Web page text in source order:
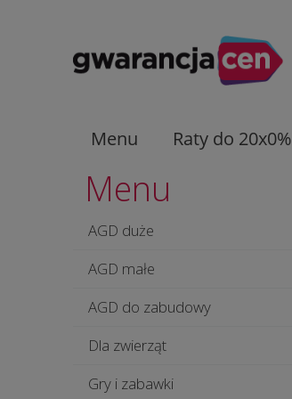
Menu Raty do 20x0%
Menu
AGD duże
AGD małe
AGD do zabudowy
Dla zwierząt
Gry i zabawki